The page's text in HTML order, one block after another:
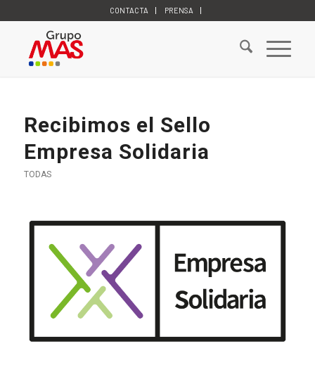
CONTACTA PRENSA
Recibimos el Sello
Empresa Solidaria
TODAS